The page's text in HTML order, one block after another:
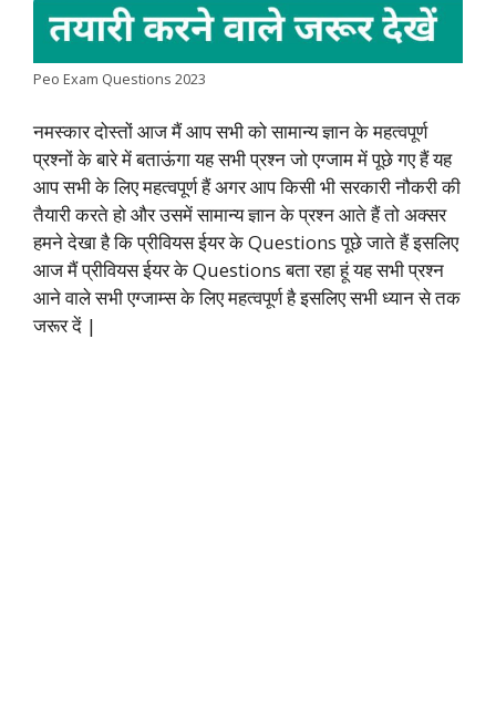
Peo Exam Questions 2023
नमस्कार दोस्तों आज मैं आप सभी को सामान्य ज्ञान के महत्वपूर्ण
प्रश्नों के बारे में बताऊंगा यह सभी प्रश्न जो एग्जाम में पूछे गए हैं यह
आप सभी के लिए महत्वपूर्ण हैं अगर आप किसी भी सरकारी नौकरी की
तैयारी करते हो और उसमें सामान्य ज्ञान के प्रश्न आते हैं तो अक्सर
हमने देखा है कि प्रीवियस ईयर के Questions पूछे जाते हैं इसलिए
आज मैं प्रीवियस ईयर के Questions बता रहा हूं यह सभी प्रश्न
आने वाले सभी एग्जाम्स के लिए महत्वपूर्ण है इसलिए सभी ध्यान से तक
जरूर दें |